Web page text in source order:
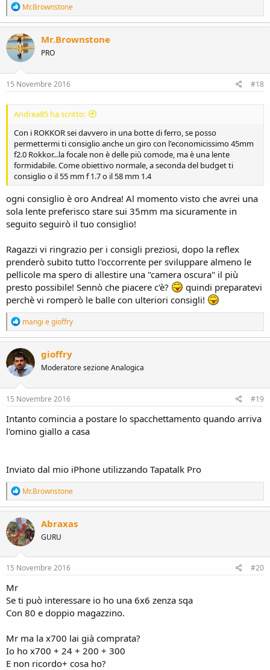
R
e
a
c
t
i
o
n
s
Mr.Brownstone
Mr.Brownstone
PRO
15 Novembre 2016 #18
Andrea85 ha scritto:
Con i ROKKOR sei davvero in una botte di ferro, se posso
permettermi ti consiglio anche un giro con l'economicissimo 45mm
f2.0 Rokkor...la focale non è delle più comode, ma è una lente
formidabile. Come obiettivo normale, a seconda del budget ti
consiglio o il 55 mm f 1.7 o il 58 mm 1.4
ogni consiglio è oro Andrea! Al momento visto che avrei una
sola lente preferisco stare sui 35mm ma sicuramente in
seguito seguirò il tuo consiglio!
Ragazzi vi ringrazio per i consigli preziosi, dopo la reflex
prenderò subito tutto l'occorrente per sviluppare almeno le
pellicole ma spero di allestire una "camera oscura" il più
presto possibile! Sennò che piacere c'è?
quindi preparatevi
perchè vi romperò le balle con ulteriori consigli!
R
e
a
c
t
i
o
n
s
mangi egioffry
gioffry
Moderatore sezione Analogica
15 Novembre 2016 #19
Intanto comincia a postare lo spacchettamento quando arriva
l'omino giallo a casa
Inviato dal mio iPhone utilizzando Tapatalk Pro
R
e
a
c
t
i
o
n
s
Mr.Brownstone
Abraxas
GURU
15 Novembre 2016 #20
Mr
Se ti può interessare io ho una 6x6 zenza sqa
Con 80 e doppio magazzino.
Mr ma la x700 lai già comprata?
Io ho x700 + 24 + 200 + 300
E non ricordo+ cosa ho?